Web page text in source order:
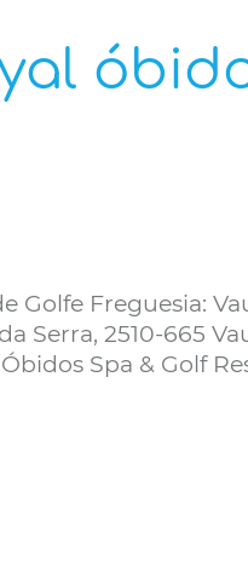
Golfe Freguesia:
Serra, 2510-665
Spa & Golf